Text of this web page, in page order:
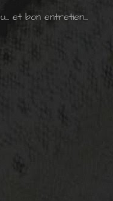
et bon entretien...